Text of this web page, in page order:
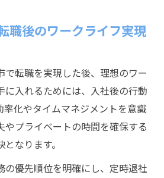
職後のワークライフ実現
で転職を実現した後、理想のワー
に入れるためには、入社後の行動
率化やタイムマネジメントを意識
やプライベートの時間を確保する
なります。
の優先順位を明確にし、定時退社